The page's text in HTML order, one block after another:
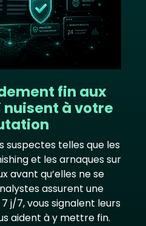
fin aux
à votre
suspectes telles que les
et les arnaques sur
avant qu’elles ne se
assurent une
j/7, vous signalent leurs
aident à y mettre fin.